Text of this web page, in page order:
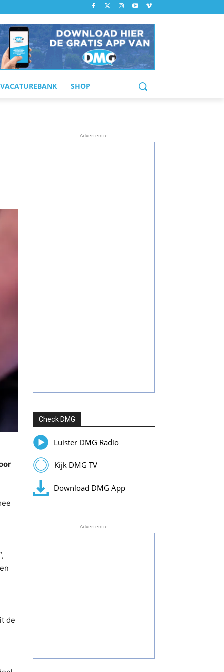
VACATUREBANK SHOP
de
- Advertentie -
Check DMG
Luister DMG Radio
Kijk DMG TV
Download DMG App
- Advertentie -